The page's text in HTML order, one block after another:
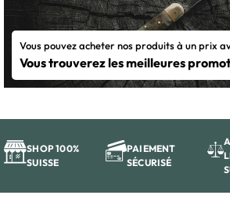
Vous pouvez acheter nos produits à un prix
Vous trouverez les meilleures
SHOP 100%
SUISSE
PAIEMENT
SÉCURISÉ